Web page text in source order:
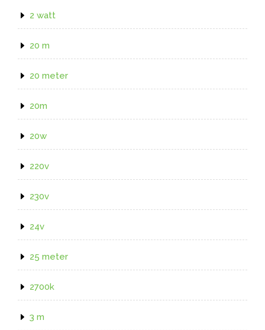
2 watt
20 m
20 meter
20m
20w
220v
230v
24v
25 meter
2700k
3 m